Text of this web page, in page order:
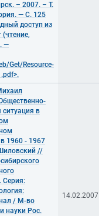
– 2007. – Т.
— С. 125
доступ из
(чтение,
—
Get/Resource-
ситуация в
1960 - 1967
//
Серия:
/ М-во
науки Рос.
14.02.2007